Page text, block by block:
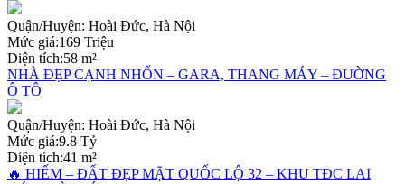
Quận/Huyện: Hoài Đức, Hà Nội
Mức giá:169 Triệu
Diện tích:58 m²
NHÀ ĐẸP CẠNH NHỔN – GARA, THANG MÁY – ĐƯỜNG
Ô TÔ
Quận/Huyện: Hoài Đức, Hà Nội
Mức giá:9.8 Tỷ
Diện tích:41 m²
🔥 HIẾM – ĐẤT ĐẸP MẶT QUỐC LỘ 32 – KHU TĐC LAI